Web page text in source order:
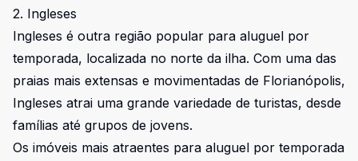
2. Ingleses
Ingleses é outra região popular para aluguel por
temporada, localizada no norte da ilha. Com uma das
praias mais extensas e movimentadas de Florianópolis,
Ingleses atrai uma grande variedade de turistas, desde
famílias até grupos de jovens.
Os imóveis mais atraentes para aluguel por temporada